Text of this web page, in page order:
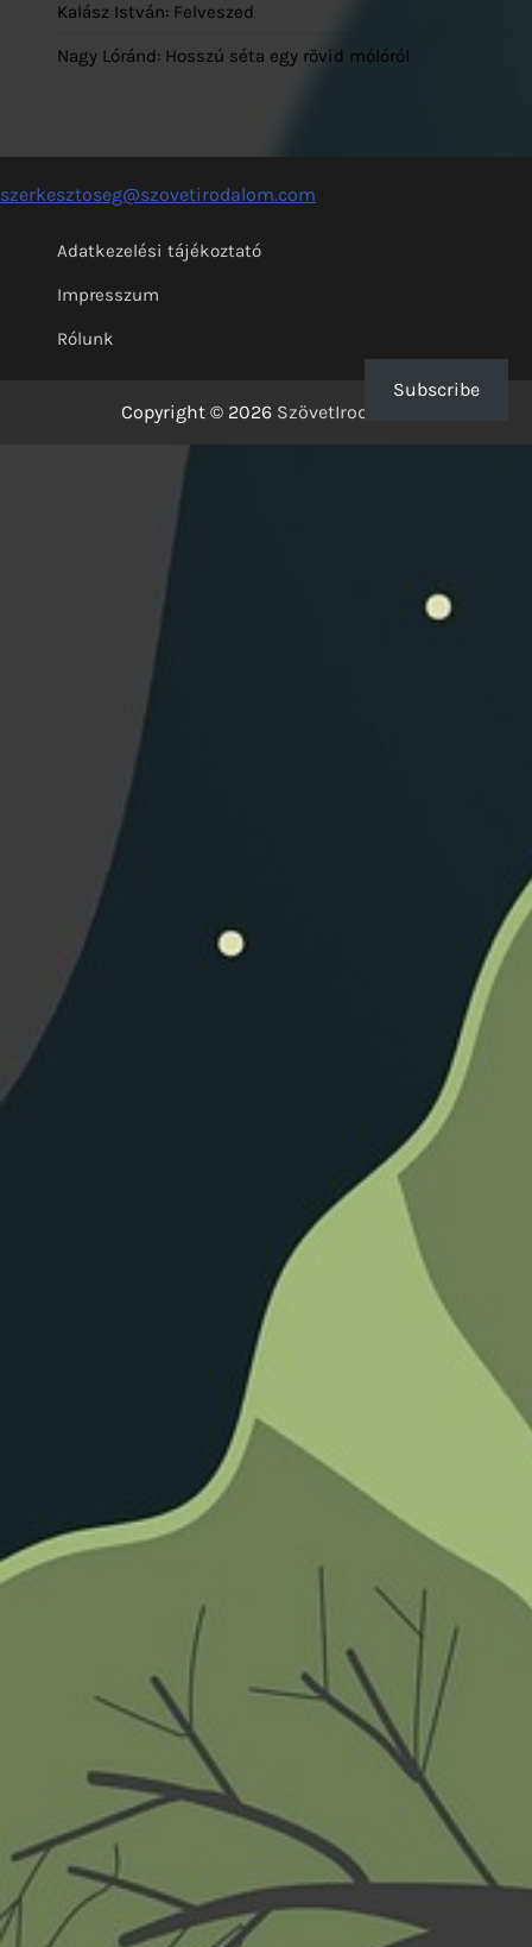
Kalász István: Felveszed
Nagy Lóránd: Hosszú séta egy rövid mólóról
szerkesztoseg@szovetirodalom.com
Adatkezelési tájékoztató
Impresszum
Rólunk
Copyright © 2026 SzövetIrodalom
Subscribe